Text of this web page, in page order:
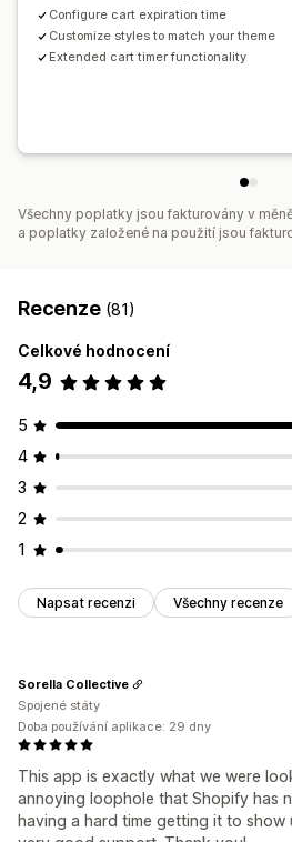
Předobjednávka Pokladna
Configure cart expiration time
Customize styles to match your theme
Extended cart timer functionality
Všechny poplatky jsou fakturovány v
a poplatky založené na použití jsou
Recenze (81)
Celkové hodnocení
4,9
5
4
3
2
1
Napsat recenzi Všechny recenze
This app is exactly what we were
annoying loophole that Shopify has
having a hard time getting it to
Sorella Collective
Spojené státy
Doba používání aplikace: 29 dny